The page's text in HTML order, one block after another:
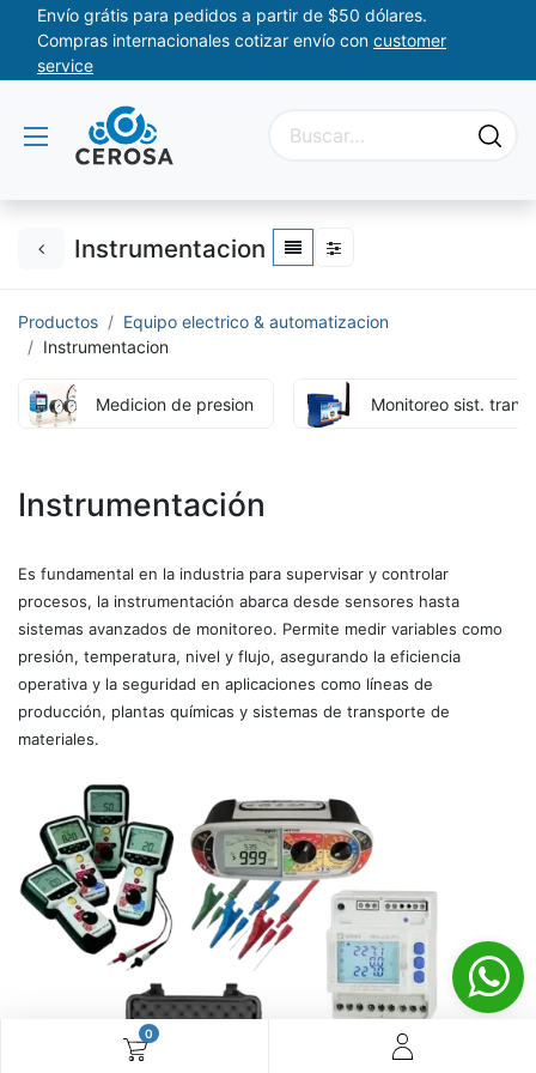
0
Envío grátis para pedidos a partir de $50 dólares.
Compras internacionales cotizar envío con customer
service
Instrumentacion
Productos
Equipo electrico & automatizacion
Instrumentacion
Medicion de presion Monitoreo sist.
Instrumentación
Es fundamental en la industria para supervisar y controlar
procesos, la instrumentación abarca desde sensores hasta
sistemas avanzados de monitoreo. Permite medir variables como
presión, temperatura, nivel y flujo, asegurando la eficiencia
operativa y la seguridad en aplicaciones como líneas de
producción, plantas químicas y sistemas de transporte de
materiales.